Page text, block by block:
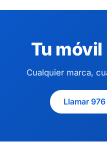
Tu
Cualquier marca,
Llamar